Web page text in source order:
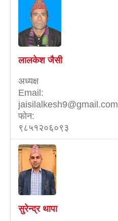
लालकेश जैसी
अध्यक्ष
Email:
jaisilalkesh9@gmail.com
फोन:
९८५१२०६०९३
सुरेन्द्र थापा